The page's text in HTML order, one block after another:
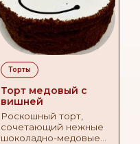
Торты
Торт медовый с
вишней
Роскошный торт,
сочетающий нежные
шоколадно-медовые